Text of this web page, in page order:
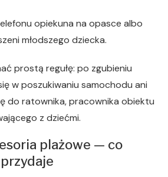
opiekuna na opasce albo
młodszego dziecka.
prostą regułę: po zgubieniu
w poszukiwaniu samochodu ani
do ratownika, pracownika obiektu
z dziećmi.
plażowe — co